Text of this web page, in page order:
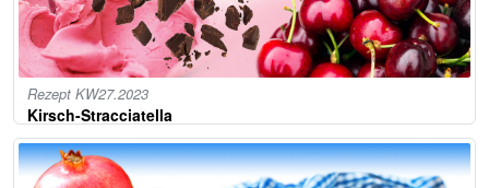
Rezept KW27.2023
Kirsch-Stracciatella